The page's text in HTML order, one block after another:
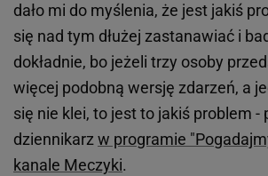
dało mi do myślenia, że jest jakiś
się nad tym dłużej zastanawiać i
dokładnie, bo jeżeli trzy osoby
więcej podobną wersję zdarzeń, a
się nie klei, to jest to jakiś problem -
dziennikarz w programie
kanale Meczyki.